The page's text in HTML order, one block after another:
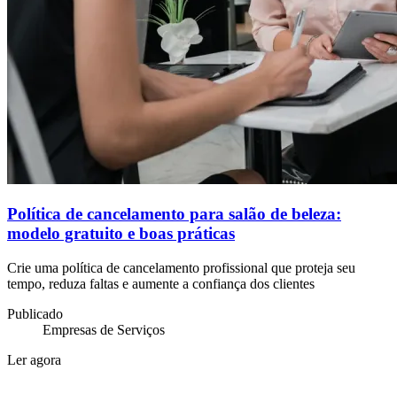
Política de cancelamento para salão de beleza:
modelo gratuito e boas práticas
Crie uma política de cancelamento profissional que proteja seu
tempo, reduza faltas e aumente a confiança dos clientes
Publicado
Empresas de Serviços
Ler agora